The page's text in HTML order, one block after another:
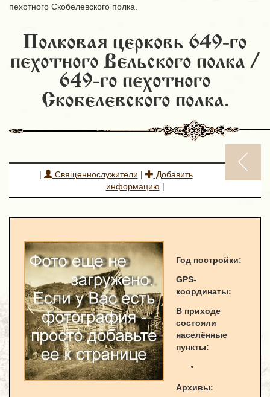
пехотного Скобелевского полка.
Полковая церковь 649-го
пехотного Вельского полка /
649-го пехотного
Скобелевского полка.
| Священнослужители |
Добавить
информацию |
Год постройки:
GPS-
координаты:
В приходе
состояли
населённые
пункты:
Архивы: